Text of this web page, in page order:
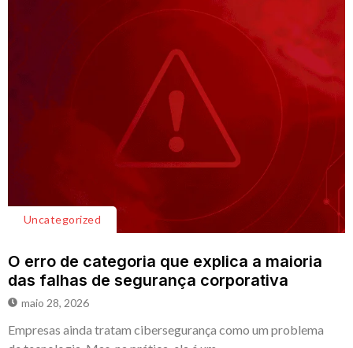
Uncategorized
O erro de categoria que explica a maioria
das falhas de segurança corporativa
maio 28, 2026
Empresas ainda tratam cibersegurança como um problema